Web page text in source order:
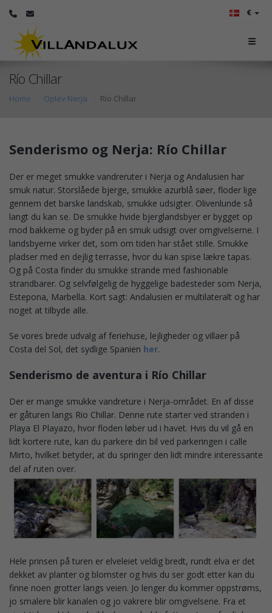
€
Río Chillar
Home Oplev Nerja Río Chillar
Senderismo og Nerja: Río Chillar
Der er meget smukke vandreruter i Nerja og Andalusien har
smuk natur. Storslåede bjerge, smukke azurblå søer, floder lige
gennem det barske landskab, smukke udsigter. Olivenlunde så
langt du kan se. De smukke hvide bjerglandsbyer er bygget op
mod bakkerne og byder på en smuk udsigt over omgivelserne. I
landsbyerne virker det, som om tiden har stået stille. Smukke
pladser med en dejlig terrasse, hvor du kan spise lækre tapas.
Og på Costa finder du smukke strande med fashionable
strandbarer. Og selvfølgelig de hyggelige badesteder som Nerja,
Estepona, Marbella. Kort sagt: Andalusien er multilateralt og har
noget at tilbyde alle.
Se vores brede udvalg af feriehuse, lejligheder og villaer på
Costa del Sol, det sydlige Spanien her.
Senderismo de aventura i Río Chillar
Der er mange smukke vandreture i Nerja-området. En af disse
er gåturen langs Rio Chillar. Denne rute starter ved stranden i
Playa El Playazo, hvor floden løber ud i havet. Hvis du vil gå en
lidt kortere rute, kan du parkere din bil ved parkeringen i calle
Mirto, hvilket betyder, at du springer den lidt mindre interessante
del af ruten over.
Hele prinsen på turen er elveleiet veldig bredt, rundt elva er det
dekket av planter og blomster og hvis du ser godt etter kan du
finne noen grotter langs veien. Jo lenger du kommer oppstrøms,
jo smalere blir kanalen og jo vakrere blir omgivelsene. Fra et